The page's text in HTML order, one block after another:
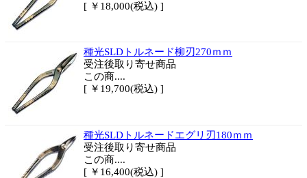
[ ￥18,000(税込) ]
種光SLDトルネード柳刃270ｍｍ
受注後取り寄せ商品
この商....
[ ￥19,700(税込) ]
種光SLDトルネードエグリ刃180ｍｍ
受注後取り寄せ商品
この商....
[ ￥16,400(税込) ]